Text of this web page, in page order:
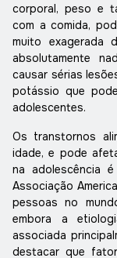
corporal, peso e
com a comida,
muito exagerada
absolutamente
causar sérias
potássio que
adolescentes.
Os transtornos
idade, e pode
na adolescência
Associação
pessoas no
embora a
associada
destacar que